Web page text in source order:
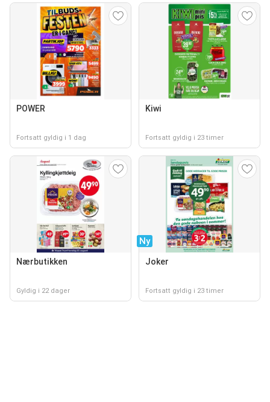
POWER
Fortsatt gyldig i 1 dag
Kiwi
Fortsatt gyldig i 23 timer
Nærbutikken
Gyldig i 22 dager
Ny
Joker
Fortsatt gyldig i 23 timer